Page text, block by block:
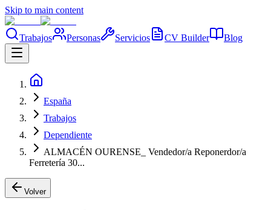
Skip to main content
Trabajos Personas Servicios CV Builder Blog
España
Trabajos
Dependiente
ALMACÉN OURENSE_ Vendedor/a Reponerdor/a
Ferretería 30...
Volver